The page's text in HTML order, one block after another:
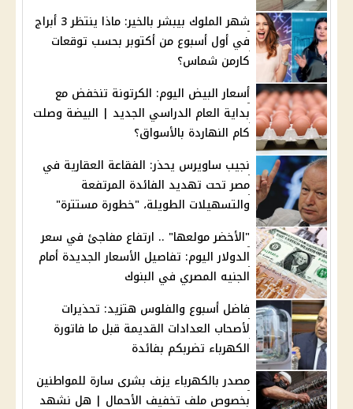
شهر الملوك بيبشر بالخير: ماذا ينتظر 3 أبراج
في أول أسبوع من أكتوبر بحسب توقعات
كارمن شماس؟
أسعار البيض اليوم: الكرتونة تنخفض مع
بداية العام الدراسي الجديد | البيضة وصلت
كام النهاردة بالأسواق؟
نجيب ساويرس يحذر: الفقاعة العقارية في
مصر تحت تهديد الفائدة المرتفعة
والتسهيلات الطويلة، "خطورة مستترة"
"الأخضر مولعها" .. ارتفاع مفاجئ في سعر
الدولار اليوم: تفاصيل الأسعار الجديدة أمام
الجنيه المصري في البنوك
فاضل أسبوع والفلوس هتزيد: تحذيرات
لأصحاب العدادات القديمة قبل ما فاتورة
الكهرباء تضربكم بفائدة
مصدر بالكهرباء يزف بشرى سارة للمواطنين
بخصوص ملف تخفيف الأحمال | هل نشهد